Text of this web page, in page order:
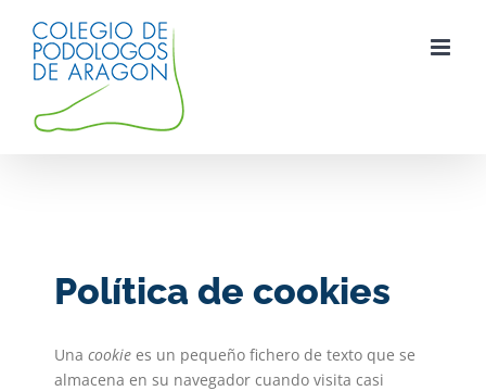
contenido
Política de cookies
Una cookie es un pequeño fichero de texto que se
almacena en su navegador cuando visita casi